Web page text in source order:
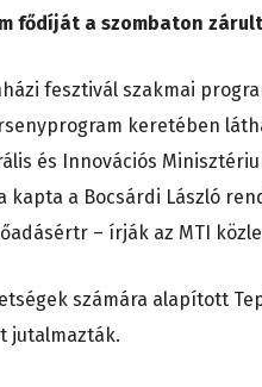
fődíját a szombaton
fesztivál szakmai
keretében
és Innovációs
kapta a Bocsárdi László
– írják az MTI
számára alapított
jutalmazták.